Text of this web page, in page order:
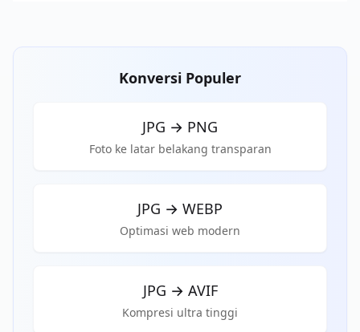
Konversi Populer
JPG → PNG
Foto ke latar belakang transparan
JPG → WEBP
Optimasi web modern
JPG → AVIF
Kompresi ultra tinggi